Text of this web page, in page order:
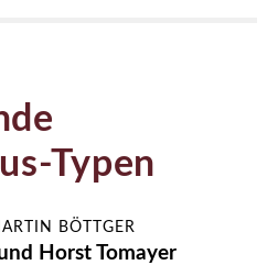
Typen
BÖTTGER
Horst Tomayer